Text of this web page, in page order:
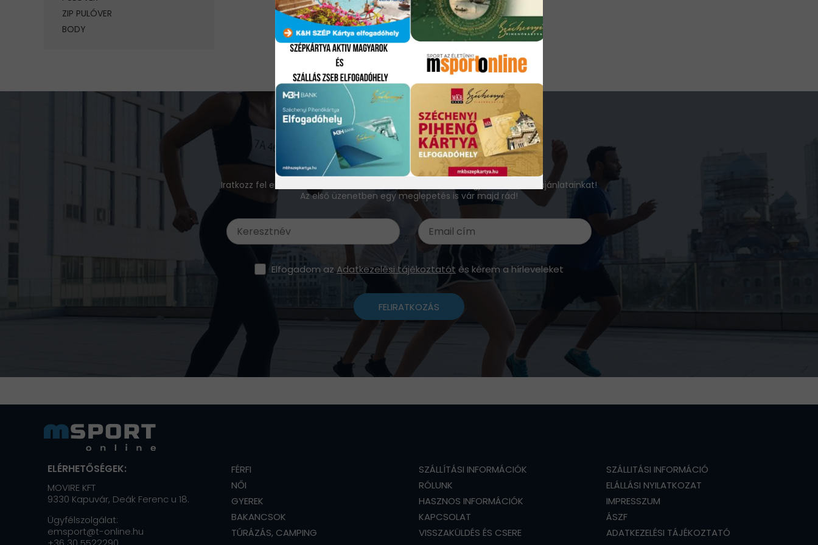
ZIP PULÓVER
BODY
Ne maradj le a legjobb ajánlatokról!
Iratkozz fel email értesítőnkre, ahol rendszeresen küldeni fogjuk az aktuális ajánlatainkat!
Az első üzenetben egy meglepetés is vár majd rád!
Elfogadom azAdatkezelési tájékoztatót és kérem a hírleveleket
FELIRATKOZÁS
ELÉRHETŐSÉGEK:
MOVIRE KFT
9330 Kapuvár, Deák Ferenc u 18.
Ügyfélszolgálat:
emsport@t-online.hu
FÉRFI
NŐI
GYEREK
BAKANCSOK
TÚRÁZÁS, CAMPING
SZÁLLÍTÁSI INFORMÁCIÓK
RÓLUNK
HASZNOS INFORMÁCIÓK
KAPCSOLAT
VISSZAKÜLDÉS ÉS CSERE
SZÁLLITÁSI INFORMÁCIÓ
ELÁLLÁSI NYILATKOZAT
IMPRESSZUM
ÁSZF
ADATKEZELÉSI TÁJÉKOZTATÓ